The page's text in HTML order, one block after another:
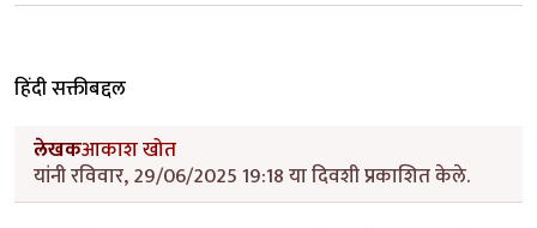
हिंदी सक्तीबद्दल
लेखकआकाश खोत
यांनी रविवार, 29/06/2025 19:18 या दिवशी प्रकाशित केले.